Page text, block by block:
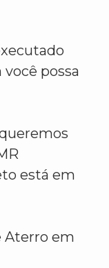
possa
está em
Aterro em